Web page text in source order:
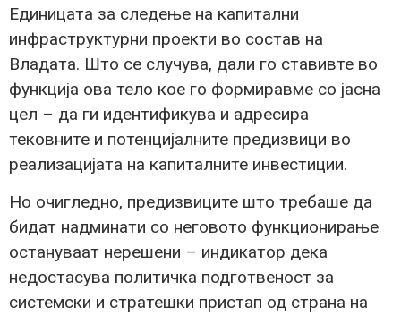
Единицата за следење на капитални
инфраструктурни проекти во состав на
Владата. Што се случува, дали го ставивте во
функција ова тело кое го формиравме со јасна
цел – да ги идентификува и адресира
тековните и потенцијалните предизвици во
реализацијата на капиталните инвестиции.
Но очигледно, предизвиците што требаше да
бидат надминати со неговото функционирање
остануваат нерешени – индикатор дека
недостасува политичка подготвеност за
системски и стратешки пристап од страна на